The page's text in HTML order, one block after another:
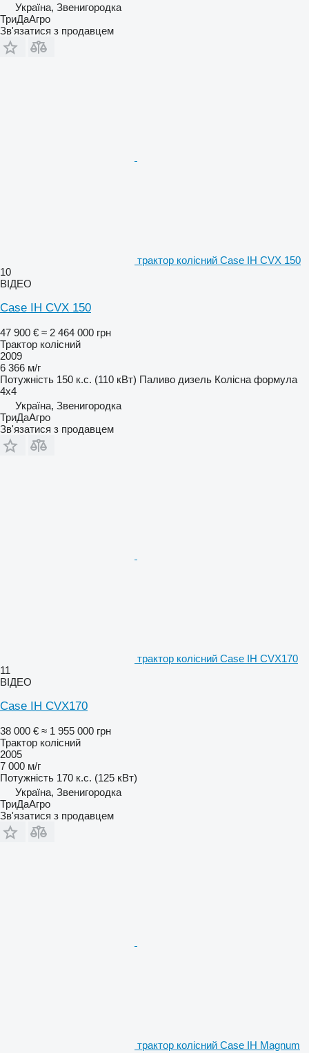
Україна, Звенигородка
ТриДаАгро
Зв'язатися з продавцем
трактор колісний Case IH CVX 150
10
ВІДЕО
Case IH CVX 150
47 900 € ≈ 2 464 000 грн
Трактор колісний
2009
6 366 м/г
Потужність 150 к.с. (110 кВт) Паливо дизель Колісна формула
4x4
Україна, Звенигородка
ТриДаАгро
Зв'язатися з продавцем
трактор колісний Case IH CVX170
11
ВІДЕО
Case IH CVX170
38 000 € ≈ 1 955 000 грн
Трактор колісний
2005
7 000 м/г
Потужність 170 к.с. (125 кВт)
Україна, Звенигородка
ТриДаАгро
Зв'язатися з продавцем
трактор колісний Case IH Magnum